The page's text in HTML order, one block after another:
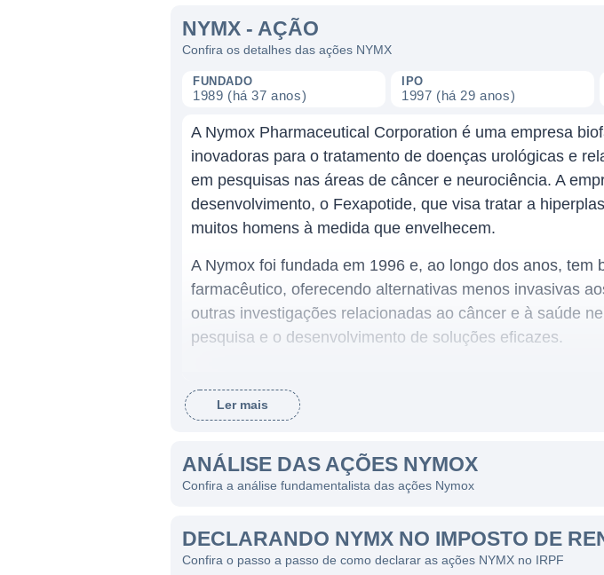
NYMX - AÇÃO
Confira os detalhes das ações NYMX
FUNDADO
1989 (há 37 anos)
IPO
1997 (há 29 anos)
A Nymox Pharmaceutical Corporation é uma empresa
inovadoras para o tratamento de doenças urológicas e
em pesquisas nas áreas de câncer e neurociência. A
desenvolvimento, o Fexapotide, que visa tratar a
muitos homens à medida que envelhecem.
A Nymox foi fundada em 1996 e, ao longo dos anos,
farmacêutico, oferecendo alternativas menos invasivas
outras investigações relacionadas ao câncer e à saúde
pesquisa e o desenvolvimento de soluções eficazes.
ATUAÇÃO DA NYMOX
A atuação da Nymox está centrada na pesquisa e
compromisso com a inovação e a qualidade. A empresa
podem oferecer benefícios clínicos significativos, sendo
relacionadas à próstata, mas também se expande para
Os produtos da Nymox geralmente requerem aprovações
comercializados, o que implica em um processo longo e
Ler mais
ANÁLISE DAS AÇÕES NYMOX
Confira a análise fundamentalista das ações Nymox
DECLARANDO NYMX NO IMPOSTO DE
Confira o passo a passo de como declarar as ações NYMX no IRPF